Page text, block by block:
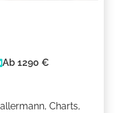
Ab 1290 €
Charts,